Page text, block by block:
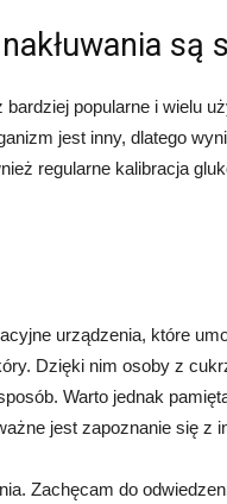
są
popularne i wielu
jest inny, dlatego
regularne kalibracja
urządzenia, które
Dzięki nim osoby z
Warto jednak
jest zapoznanie się z
Zachęcam do